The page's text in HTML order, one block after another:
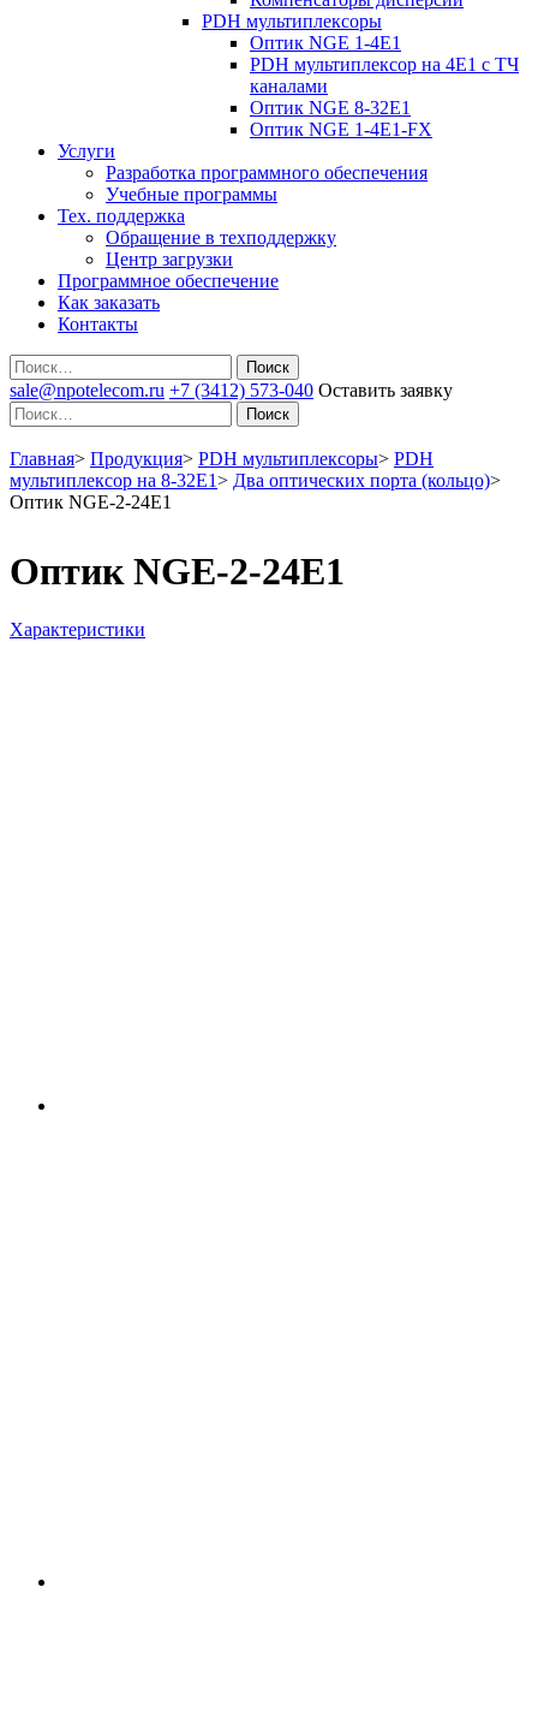
PDH мультиплексоры
Оптик NGE 1-4E1
PDH мультиплексор на 4Е1 с ТЧ
каналами
Оптик NGE 8-32E1
Оптик NGE 1-4E1-FX
Услуги
Разработка программного обеспечения
Учебные программы
Тех. поддержка
Обращение в техподдержку
Центр загрузки
Программное обеспечение
Как заказать
Контакты
Поиск
sale@npotelecom.ru +7 (3412) 573-040 Оставить заявку
Поиск
Главная> Продукция> PDH мультиплексоры> PDH
мультиплексор на 8-32Е1> Два оптических порта (кольцо)>
Оптик NGE-2-24E1
Оптик NGE-2-24E1
Характеристики